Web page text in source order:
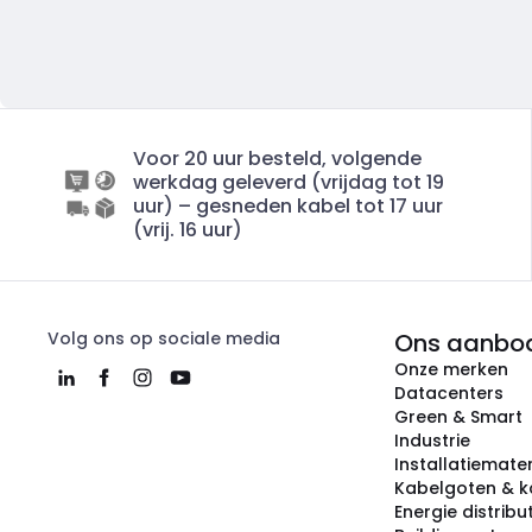
Voor 20 uur besteld, volgende
werkdag geleverd (vrijdag tot 19
uur) – gesneden kabel tot 17 uur
(vrij. 16 uur)
Volg ons op sociale media Ons
Onze merken
Datacenters
Green & Smart
Industrie
Kabelgoten &
Energie